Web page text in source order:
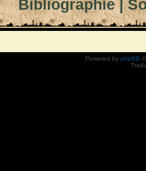
Bibliographie|
Powered by phpBB